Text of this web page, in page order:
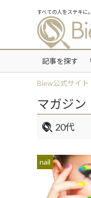
すべての人をステキに。
記事を探す
Biew公式サイト
マガジン
20代
nail